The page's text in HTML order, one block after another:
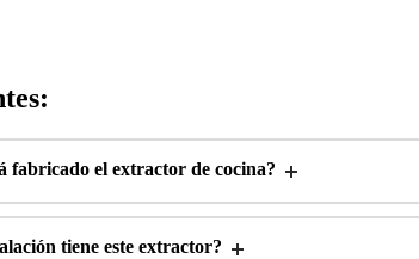
fabricado el extractor de cocina?
tiene este extractor?